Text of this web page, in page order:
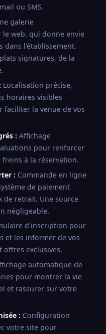
ou SMS.
galerie
web, qui donne envie
dans l'établissement.
signatures, de la
Localisation précise,
horaires visibles
faciliter la venue de vos
: Affichage
pour renforcer
à la réservation.
: Commande en ligne
de paiement
de retrait. Une source
négligeable.
d'inscription pour
et les informer de vos
offres exclusives.
automatique de
pour montrer la vie
et rassurer sur votre
: Configuration
votre site pour